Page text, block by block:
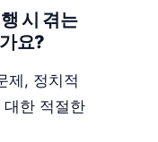
시 겪는
요?
제, 정치적
한 적절한